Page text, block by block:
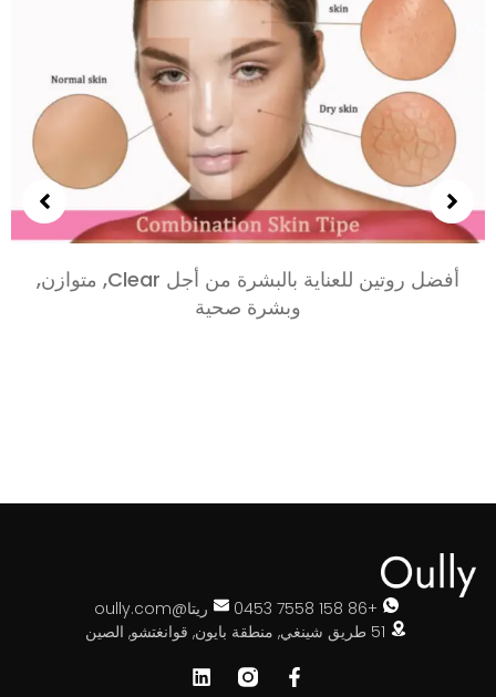
أفضل روتين للعناية بالبشرة من أجل Clear, متوازن,
وبشرة صحية
+86 158 7558 0453
ريتا@oully.com
51 طريق شينغي, منطقة بايون, قوانغتشو, الصين